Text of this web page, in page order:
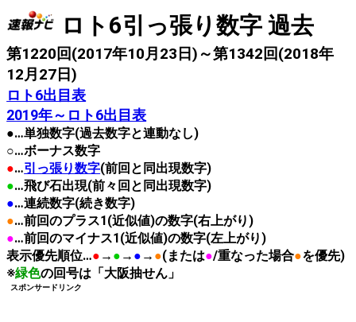
ロト6引っ張り数字 過去
第1220回(2017年10月23日)～第1342回(2018年
12月27日)
ロト6出目表
2019年～ロト6出目表
●…単独数字(過去数字と連動なし)
○…ボーナス数字
●…引っ張り数字(前回と同出現数字)
●…飛び石出現(前々回と同出現数字)
●…連続数字(続き数字)
●…前回のプラス1(近似値)の数字(右上がり)
●…前回のマイナス1(近似値)の数字(左上がり)
表示優先順位…● → ● → ● → ●(または●/重なった場合●を優先)
※緑色の回号は「大阪抽せん」
スポンサードリンク